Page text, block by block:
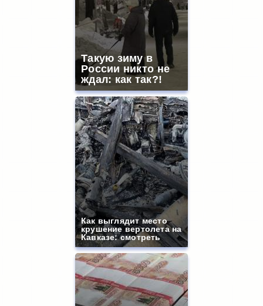
Такую зиму в
России никто не
ждал: как так?!
Как выглядит место
крушение вертолета на
Кавказе: смотреть